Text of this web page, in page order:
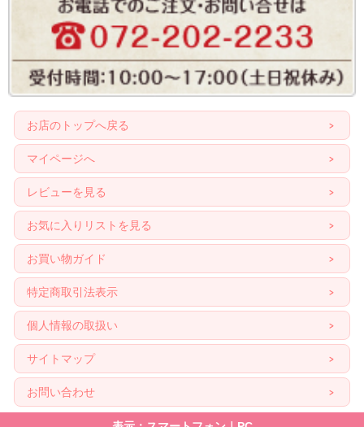
お店のトップへ戻る
マイページへ
レビューを見る
お気に入りリストを見る
お買い物ガイド
特定商取引法表示
個人情報の取扱い
サイトマップ
お問い合わせ